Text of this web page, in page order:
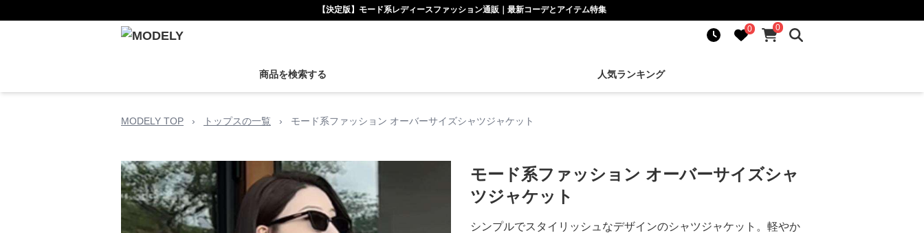
【決定版】モード系レディースファッション通販｜最新コーデとアイテム特集
0
0
商品を検索する 人気ランキング
MODELY TOP › トップスの一覧 › モード系ファッション オーバーサイズシャツジャケット
モード系ファッション オーバーサイズシャ
ツジャケット
シンプルでスタイリッシュなデザインのシャツジャケット。軽やか